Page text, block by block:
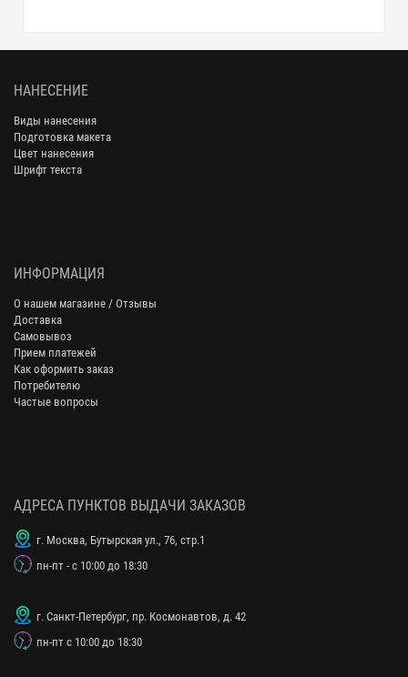
НАНЕСЕНИЕ
Виды нанесения
Подготовка макета
Цвет нанесения
Шрифт текста
ИНФОРМАЦИЯ
О нашем магазине / Отзывы
Доставка
Самовывоз
Прием платежей
Как оформить заказ
Потребителю
Частые вопросы
АДРЕСА ПУНКТОВ ВЫДАЧИ ЗАКАЗОВ
г. Москва, Бутырская ул., 76, стр.1
пн-пт - с 10:00 до 18:30
г. Санкт-Петербург, пр. Космонавтов, д. 42
пн-пт с 10:00 до 18:30